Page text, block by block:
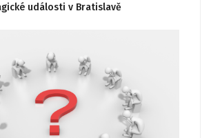
události v Bratislavě